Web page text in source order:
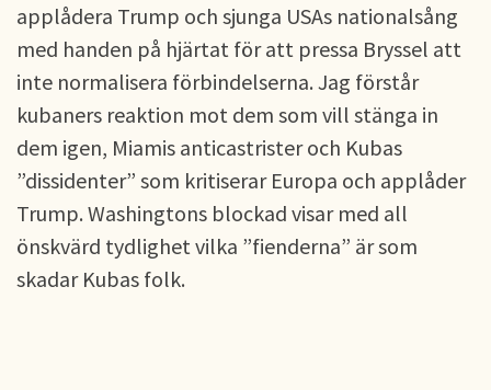
applådera Trump och sjunga USAs nationalsång
med handen på hjärtat för att pressa Bryssel att
inte normalisera förbindelserna. Jag förstår
kubaners reaktion mot dem som vill stänga in
dem igen, Miamis anticastrister och Kubas
”dissidenter” som kritiserar Europa och applåder
Trump. Washingtons blockad visar med all
önskvärd tydlighet vilka ”fienderna” är som
skadar Kubas folk.